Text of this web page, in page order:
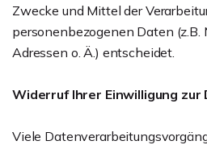
Zwecke und Mittel der
personenbezogenen Daten (z.B.
Adressen o. Ä.) entscheidet.
Widerruf Ihrer Einwilligung
Viele